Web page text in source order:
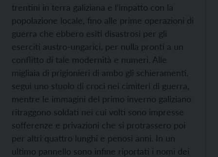
trentini in terra galiziana e l’impatto con la
popolazione locale, fino alle prime operazioni di
guerra che ebbero esiti disastrosi per gli
eserciti austro-ungarici, per nulla pronti a un
conflitto di tale modernità e numeri. Alle
migliaia di prigionieri di ambo gli schieramenti,
seguì uno stuolo di croci nei cimiteri di guerra,
mentre le immagini del primo inverno galiziano
ritraggono soldati nei cui volti sono impresse
sofferenze e privazioni che si protrassero poi
per altri quattro lunghi e penosi anni. In un
ultimo pannello sono infine riportati i nomi dei